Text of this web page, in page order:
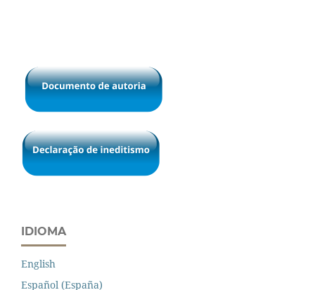
IDIOMA
English
Español (España)